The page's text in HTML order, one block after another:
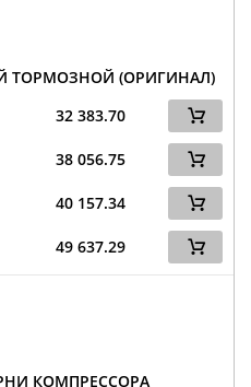
ТОРМОЗНОЙ (ОРИГИНАЛ)
32 383.70
38 056.75
40 157.34
49 637.29
КОМПРЕССОРА